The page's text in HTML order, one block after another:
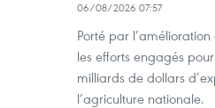
06/08/2026 07:57
Porté par
les efforts engagés
milliards de dollars
l’agriculture nationale.